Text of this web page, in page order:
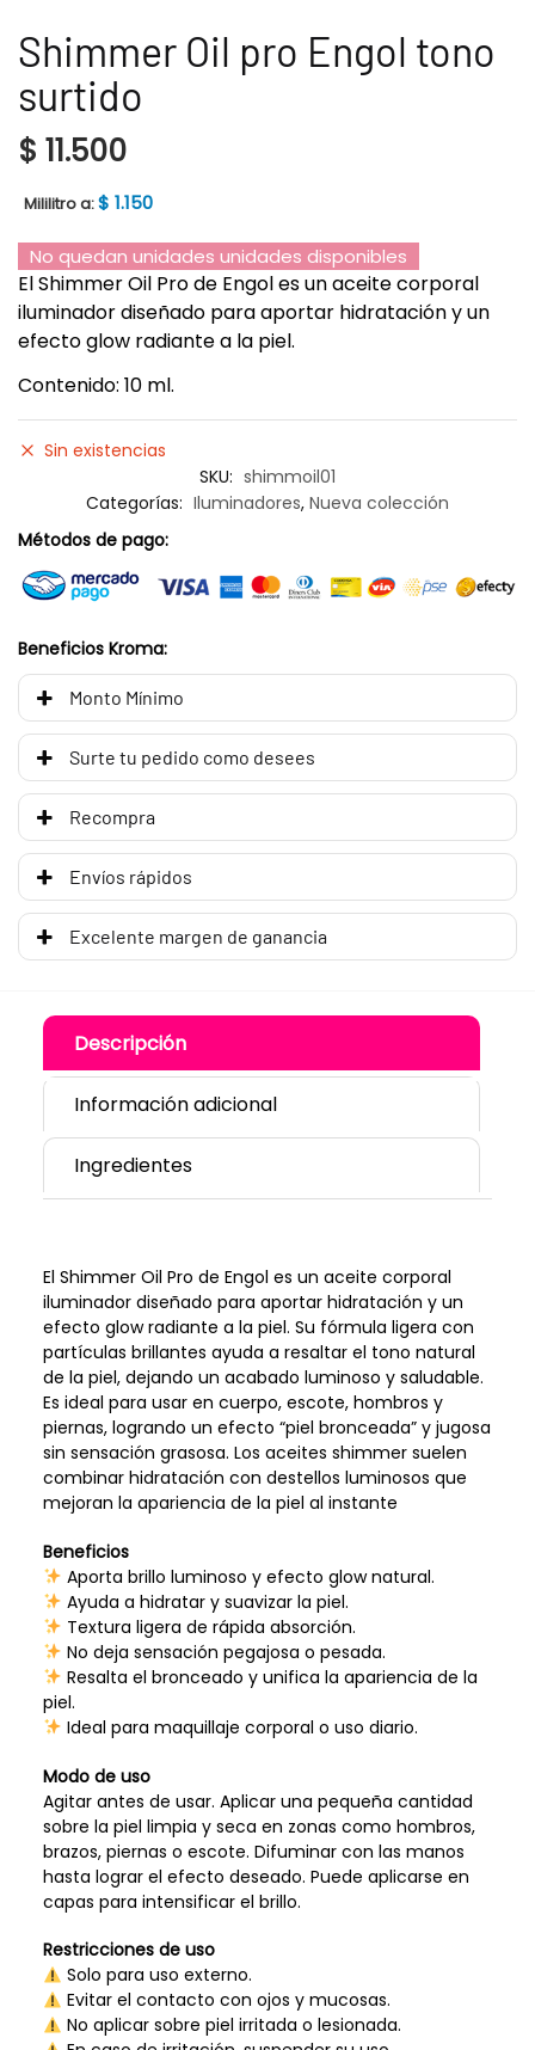
Shimmer Oil pro Engol tono
surtido
$ 11.500
Mililitro a:$ 1.150
No quedan unidades unidades disponibles
El Shimmer Oil Pro de Engol es un aceite corporal
iluminador diseñado para aportar hidratación y un
efecto glow radiante a la piel.
Contenido: 10 ml.
Sin existencias
SKU: shimmoil01
Categorías: Iluminadores, Nueva colección
Métodos de pago:
Beneficios Kroma:
Monto Mínimo
Surte tu pedido como desees
Recompra
Envíos rápidos
Excelente margen de ganancia
Descripción
Información adicional
Ingredientes
El Shimmer Oil Pro de Engol es un aceite corporal
iluminador diseñado para aportar hidratación y un
efecto glow radiante a la piel. Su fórmula ligera con
partículas brillantes ayuda a resaltar el tono natural
de la piel, dejando un acabado luminoso y saludable.
Es ideal para usar en cuerpo, escote, hombros y
piernas, logrando un efecto “piel bronceada” y jugosa
sin sensación grasosa. Los aceites shimmer suelen
combinar hidratación con destellos luminosos que
mejoran la apariencia de la piel al instante
Beneficios
Aporta brillo luminoso y efecto glow natural.
Ayuda a hidratar y suavizar la piel.
Textura ligera de rápida absorción.
No deja sensación pegajosa o pesada.
Resalta el bronceado y unifica la apariencia de la
piel.
Ideal para maquillaje corporal o uso diario.
Modo de uso
Agitar antes de usar. Aplicar una pequeña cantidad
sobre la piel limpia y seca en zonas como hombros,
brazos, piernas o escote. Difuminar con las manos
hasta lograr el efecto deseado. Puede aplicarse en
capas para intensificar el brillo.
Restricciones de uso
Solo para uso externo.
Evitar el contacto con ojos y mucosas.
No aplicar sobre piel irritada o lesionada.